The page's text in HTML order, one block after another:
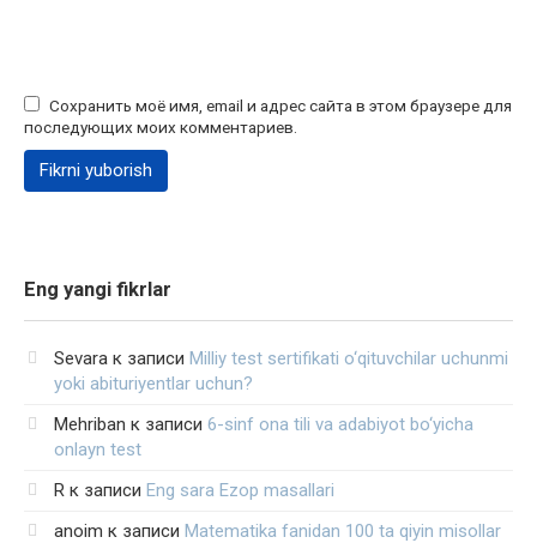
Сохранить моё имя, email и адрес сайта в этом браузере для
последующих моих комментариев.
Eng yangi fikrlar
Sevara к записи Milliy test sertifikati o‘qituvchilar uchunmi
yoki abituriyentlar uchun?
Mehriban к записи 6-sinf ona tili va adabiyot bo‘yicha
onlayn test
R к записи Eng sara Ezop masallari
anoim к записи Matematika fanidan 100 ta qiyin misollar